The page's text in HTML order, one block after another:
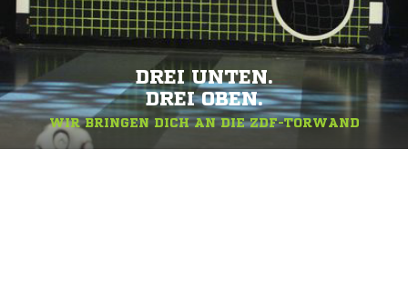
DREI UNTEN.
DREI OBEN.
WIR BRINGEN DICH AN DIE ZDF-TORWAND